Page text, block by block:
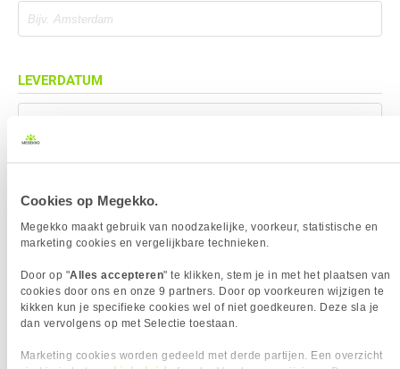
Cookies op Megekko.
Megekko maakt gebruik van noodzakelijke, voorkeur, statistische en
marketing cookies en vergelijkbare technieken.
Door op "Alles accepteren" te klikken, stem je in met het plaatsen van
cookies door ons en onze 9 partners. Door op voorkeuren wijzigen te
kikken kun je specifieke cookies wel of niet goedkeuren. Deze sla je
dan vervolgens op met Selectie toestaan.
Marketing cookies worden gedeeld met derde partijen. Een overzicht
LEVERDATUM
Bezorgadres is gelijk aan factuuradres
Bezorging op alternatief adres
Afhalen op PostNL afhaalpunt
Afhalen in Megekko Shop te Breda